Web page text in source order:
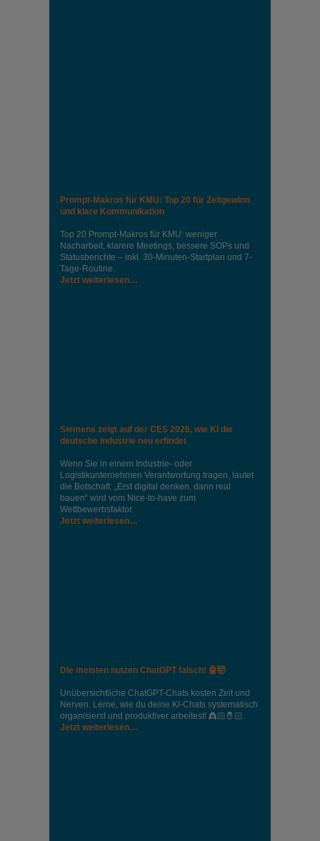
Prompt-Makros für KMU: Top 20 für Zeitgewinn
und klare Kommunikation
Top 20 Prompt-Makros für KMU: weniger
Nacharbeit, klarere Meetings, bessere SOPs und
Statusberichte – inkl. 30-Minuten-Startplan und 7-
Tage-Routine.
Jetzt weiterlesen…
Siemens zeigt auf der CES 2026, wie KI die
deutsche Industrie neu erfindet
Wenn Sie in einem Industrie‑ oder
Logistikunternehmen Verantwortung tragen, lautet
die Botschaft: „Erst digital denken, dann real
bauen“ wird vom Nice‑to‑have zum
Wettbewerbsfaktor.
Jetzt weiterlesen…
Die meisten nutzen ChatGPT falsch! 🤖🤯
Unübersichtliche ChatGPT-Chats kosten Zeit und
Nerven. Lerne, wie du deine Kl-Chats systematisch
organisierst und produktiver arbeitest! 👸🏻🤴🏻.
Jetzt weiterlesen…